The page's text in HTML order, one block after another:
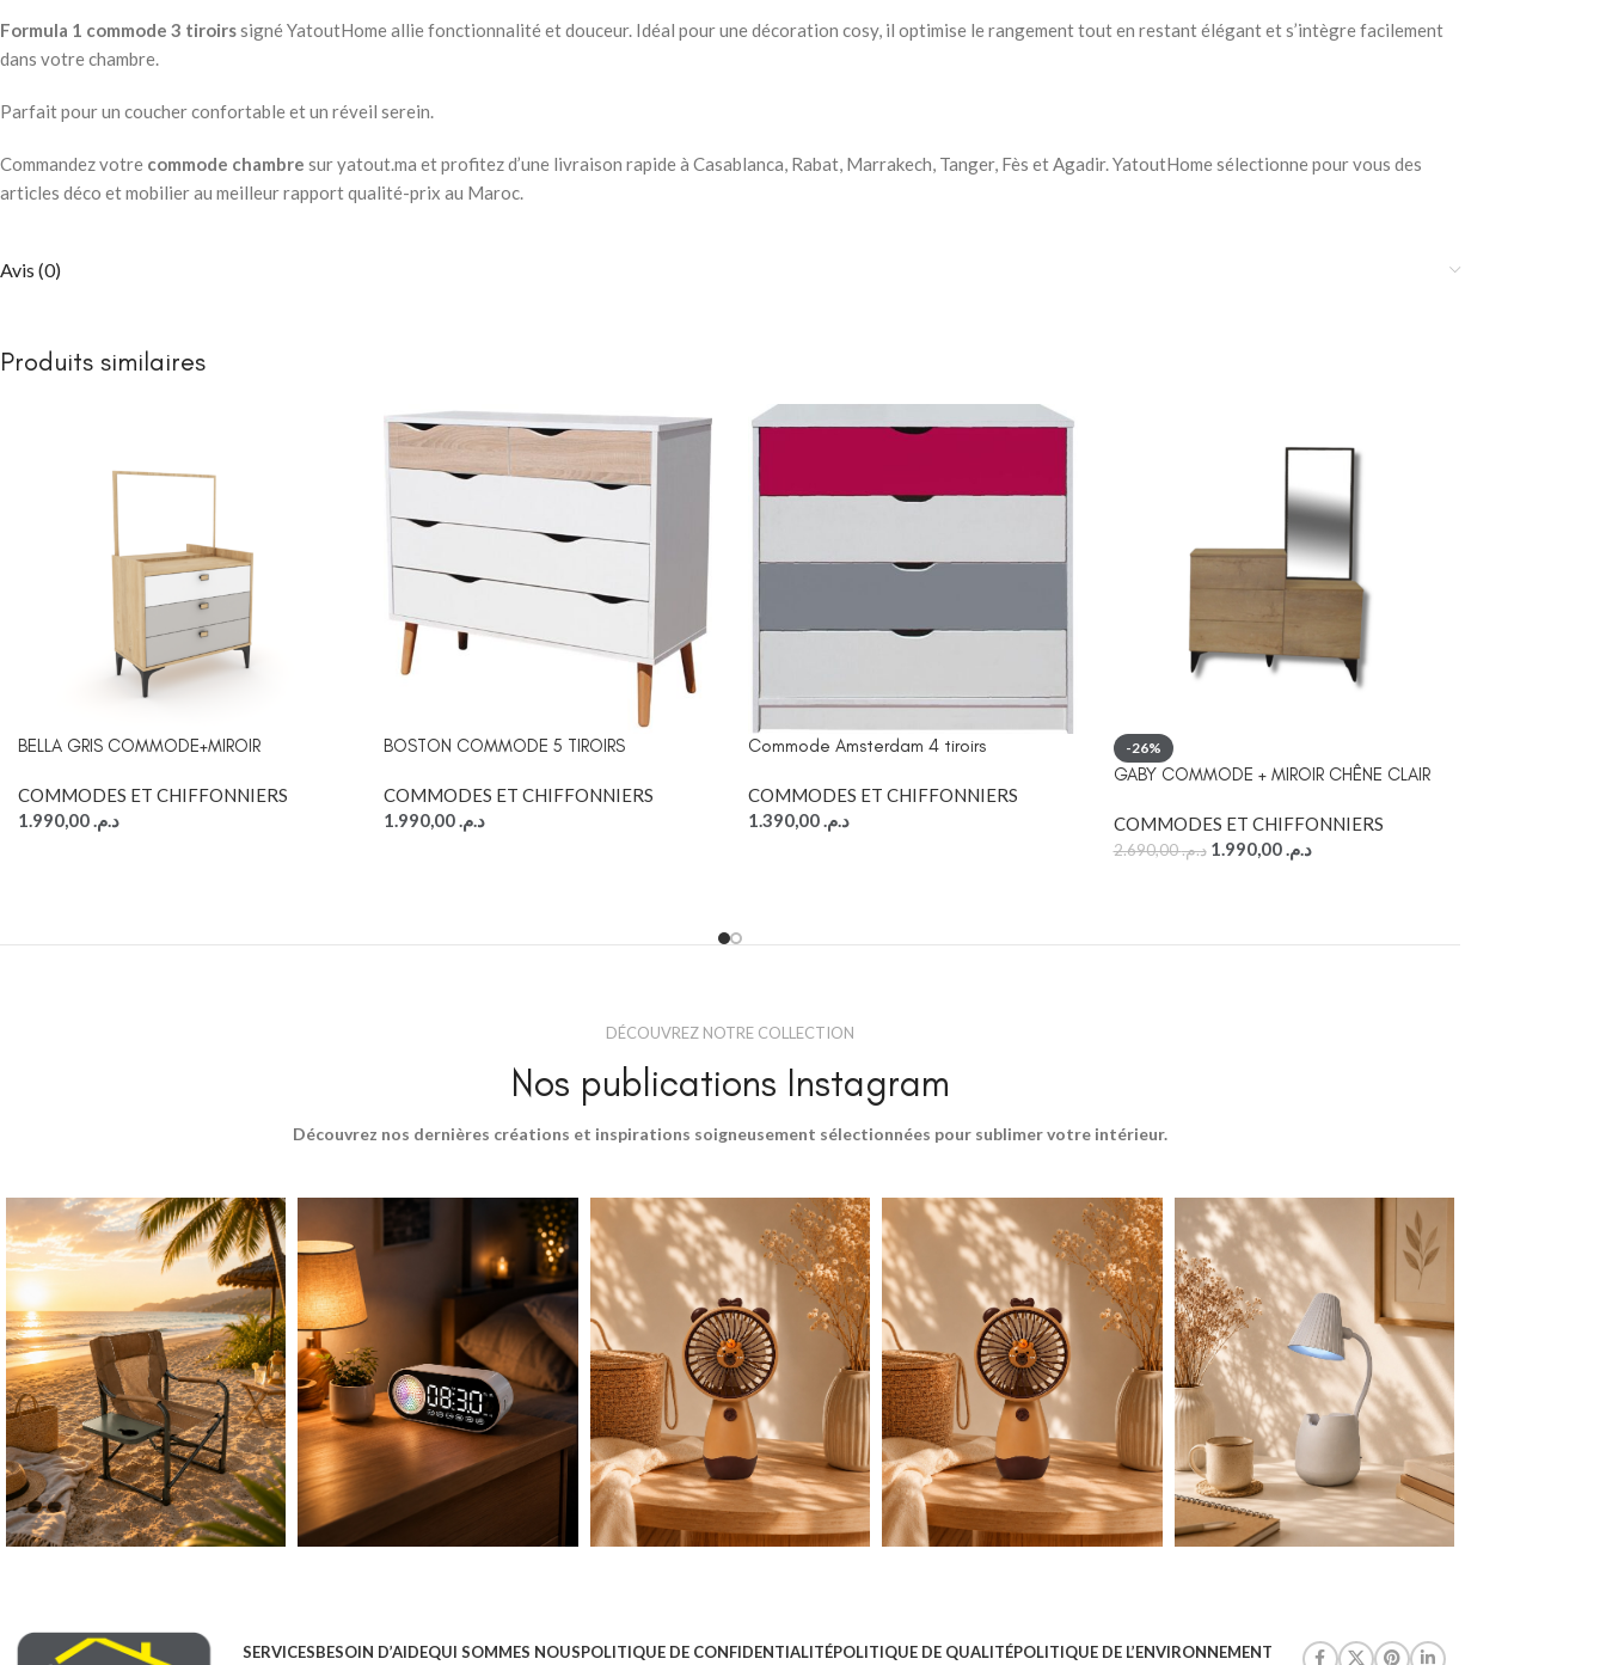
Bureaux et chaises
Formula 1 commode 3 tiroirssigné YatoutHome allie fonctionnalité et douceur. Idéal pour une décoration cosy, il optimise le rangement tout en restant élégant et s’intègre facilement
dans votre chambre.
Parfait pour un coucher confortable et un réveil serein.
Commandez votre commode chambre sur yatout.ma et profitez d’une livraison rapide à Casablanca, Rabat, Marrakech, Tanger, Fès et Agadir. YatoutHome sélectionne pour vous des
articles déco et mobilier au meilleur rapport qualité-prix au Maroc.
Avis (0)
Produits similaires
BELLA GRIS COMMODE+MIROIR
COMMODES ET CHIFFONNIERS
د.م.
BOSTON COMMODE 5 TIROIRS
COMMODES ET CHIFFONNIERS
د.م. 1.990,00
Commode Amsterdam 4 tiroirs
COMMODES ET CHIFFONNIERS
د.م.
-26%
GABY COMMODE + MIROIR CHÊNE CLAIR
COMMODES ET CHIFFONNIERS
د.م.2.690,00 د.م. 1.990,00
DÉCOUVREZ NOTRE COLLECTION
Nos publications Instagram
Découvrez nos dernières créations et inspirations soigneusement sélectionnées pour sublimer votre intérieur.
SERVICESBESOIN D’AIDEQUI SOMMES NOUSPOLITIQUE DE CONFIDENTIALITÉPOLITIQUE DE QUALITÉPOLITIQUE DE L’ENVIRONNEMENT